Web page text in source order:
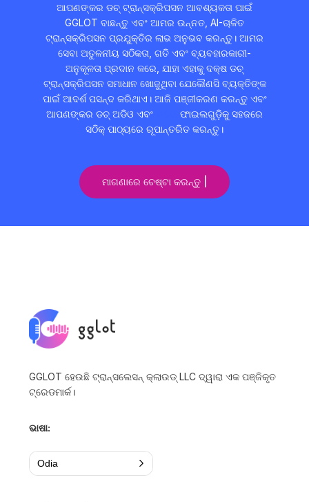
ଆପଣଙ୍କର ଡଚ୍ ଟ୍ରାନ୍ସକ୍ରିପସନ ଆବଶ୍ୟକତା ପାଇଁ
GGLOT ବାଛନ୍ତୁ ଏବଂ ଆମର ଉନ୍ନତ, AI-ଚାଳିତ
ଟ୍ରାନ୍ସକ୍ରିପସନ ପ୍ରଯୁକ୍ତିର ଲାଭ ଅନୁଭବ କରନ୍ତୁ। ଆମର
ସେବା ଅତୁଳନୀୟ ସଠିକତା, ଗତି ଏବଂ ବ୍ୟବହାରକାରୀ-
ଅନୁକୂଳତା ପ୍ରଦାନ କରେ, ଯାହା ଏହାକୁ ଦକ୍ଷ ଡଚ୍
ଟ୍ରାନ୍ସକ୍ରିପସନ ସମାଧାନ ଖୋଜୁଥିବା ଯେକୌଣସି ବ୍ୟକ୍ତିଙ୍କ
ପାଇଁ ଆଦର୍ଶ ପସନ୍ଦ କରିଥାଏ। ଆଜି ପଞ୍ଜୀକରଣ କରନ୍ତୁ ଏବଂ
ଆପଣଙ୍କର ଡଚ୍ ଅଡିଓ ଏବଂ
ଫାଇଲଗୁଡ଼ିକୁ ସହଜରେ
ସଠିକ୍ ପାଠ୍ୟରେ ରୂପାନ୍ତରିତ କରନ୍ତୁ।
ମାଗଣାରେ ଚେଷ୍ଟା କରନ୍ତୁ |
GGLOT ହେଉଛି ଟ୍ରାନ୍ସଲେସନ୍ କ୍ଲାଉଡ୍ LLC ଦ୍ୱାରା ଏକ ପଞ୍ଜିକୃତ
ଟ୍ରେଡମାର୍କ।
ଭାଷା:
Odia